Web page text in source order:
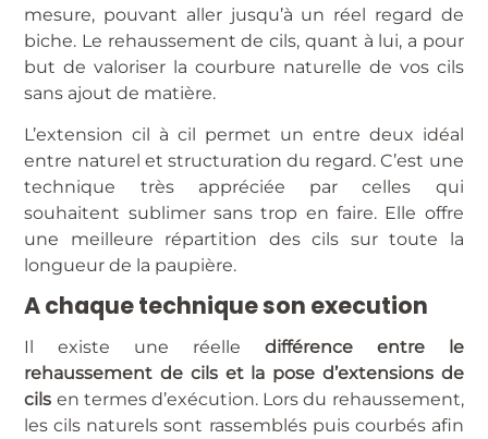
mesure, pouvant aller jusqu’à un réel regard de
biche. Le rehaussement de cils, quant à lui, a pour
but de valoriser la courbure naturelle de vos cils
sans ajout de matière.
L’extension cil à cil permet un entre deux idéal
entre naturel et structuration du regard. C’est une
technique très appréciée par celles qui
souhaitent sublimer sans trop en faire. Elle offre
une meilleure répartition des cils sur toute la
longueur de la paupière.
A chaque technique son execution
Il existe une réelle différence entre le
rehaussement de cils et la pose d’extensions de
cils en termes d’exécution. Lors du rehaussement,
les cils naturels sont rassemblés puis courbés afin